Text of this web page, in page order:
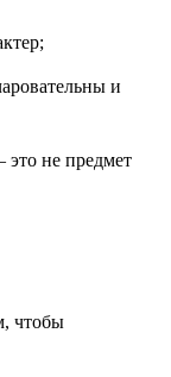
и
не предмет
чтобы